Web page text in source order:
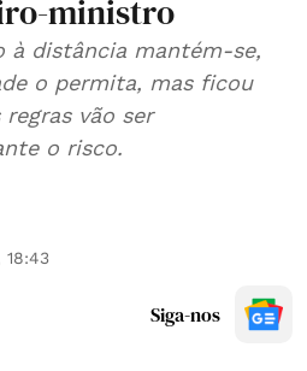
ministro
à distância mantém-se,
o permita, mas ficou
vão ser
o risco.
18:43
Siga-nos